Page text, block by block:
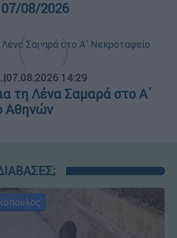
08/2026
|07.08.2026 14:29
τη Λένα Σαμαρά στο Α΄
Αθηνών